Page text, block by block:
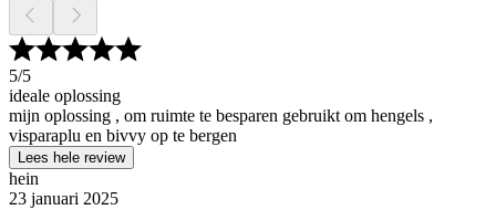
5/5
ideale oplossing
mijn oplossing , om ruimte te besparen gebruikt om hengels ,
visparaplu en bivvy op te bergen
Lees hele review
hein
23 januari 2025